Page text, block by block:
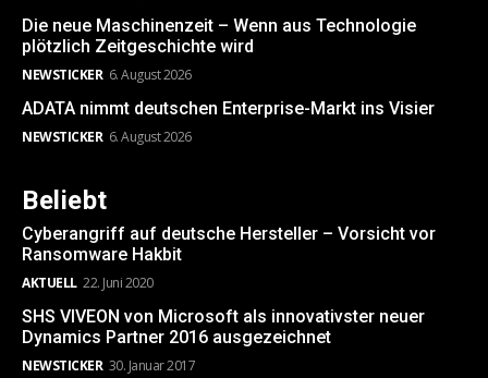
Die neue Maschinenzeit – Wenn aus Technologie
plötzlich Zeitgeschichte wird
NEWSTICKER 6. August 2026
ADATA nimmt deutschen Enterprise-Markt ins Visier
NEWSTICKER 6. August 2026
Beliebt
Cyberangriff auf deutsche Hersteller – Vorsicht vor
Ransomware Hakbit
AKTUELL 22. Juni 2020
SHS VIVEON von Microsoft als innovativster neuer
Dynamics Partner 2016 ausgezeichnet
NEWSTICKER 30. Januar 2017